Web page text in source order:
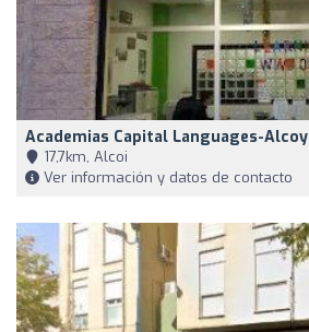
Academias Capital Languages-Alcoy
17,7km, Alcoi
Ver información y datos de contacto